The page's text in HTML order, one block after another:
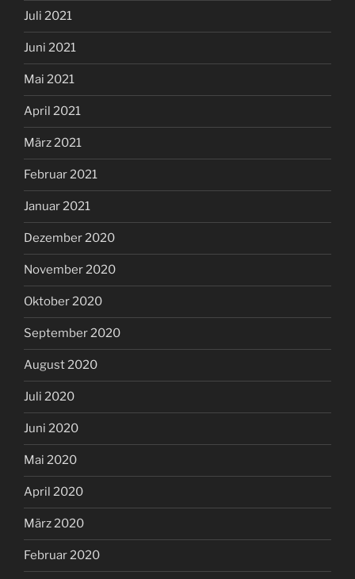
Juli 2021
Juni 2021
Mai 2021
April 2021
März 2021
Februar 2021
Januar 2021
Dezember 2020
November 2020
Oktober 2020
September 2020
August 2020
Juli 2020
Juni 2020
Mai 2020
April 2020
März 2020
Februar 2020